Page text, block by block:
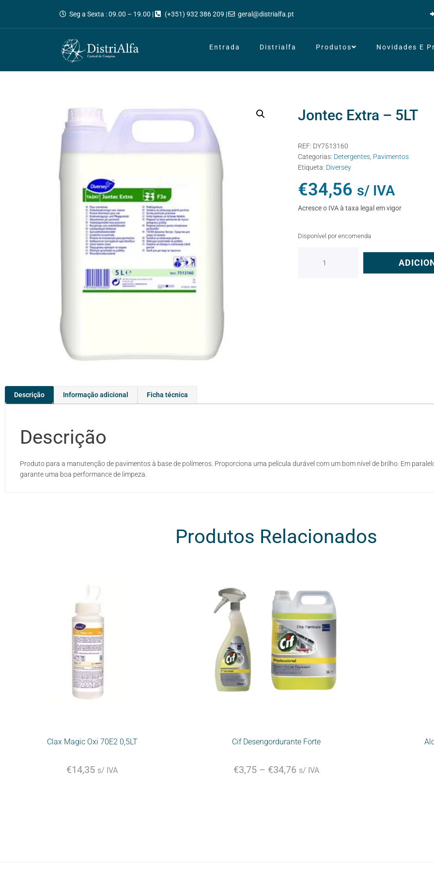
Seg a Sexta : 09.00 – 19.00 | (+351) 932 386 209 | geral@distrialfa.pt
Entrada Distrialfa Produtos Novidades E
Jontec Extra – 5LT
REF: DY7513160
Categorias: Detergentes Pavimentos
Etiqueta: Diversey
€34,56 s/ IVA
Acresce o IVA à taxa legal em vigor
Disponível por encomenda
Descrição Informação adicional Ficha técnica
Descrição
Produto para a manutenção de pavimentos à base de polímeros. Proporciona uma película durável com um bom nível de brilho. Em
garante uma boa performance de limpeza.
Produtos Relacionados
Clax Magic Oxi 70E2 0,5LT
€14,35 s/ IVA
Cif Desengordurante Forte
€3,75 – €34,76 s/ IVA